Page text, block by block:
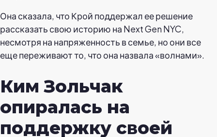
Она сказала, что Крой поддержал ее решение
рассказать свою историю на Next Gen NYC,
несмотря на напряженность в семье, но они все
еще переживают то, что она назвала «волнами».
Ким Зольчак
опиралась на
поддержку своей